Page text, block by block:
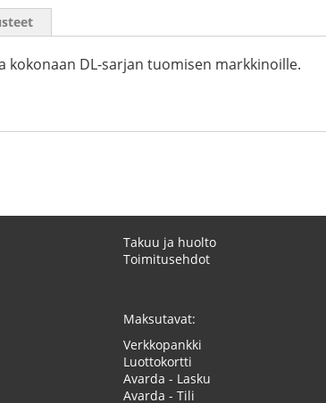
DL-sarjan tuomisen markkinoille.
Takuu ja huolto
Toimitusehdot
Maksutavat:
Verkkopankki
Luottokortti
Avarda - Lasku
Avarda - Tili